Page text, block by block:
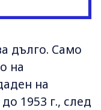
дълго. Само
на
на
1953 г., след